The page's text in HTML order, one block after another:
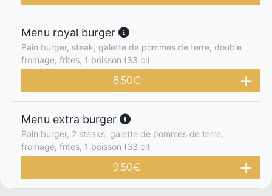
Menu royal burger
Pain burger, steak, galette de pommes de terre, double
fromage, frites, 1 boisson (33 cl)
8.50€
Menu extra burger
Pain burger, 2 steaks, galette de pommes de terre,
fromage, frites, 1 boisson (33 cl)
9.50€